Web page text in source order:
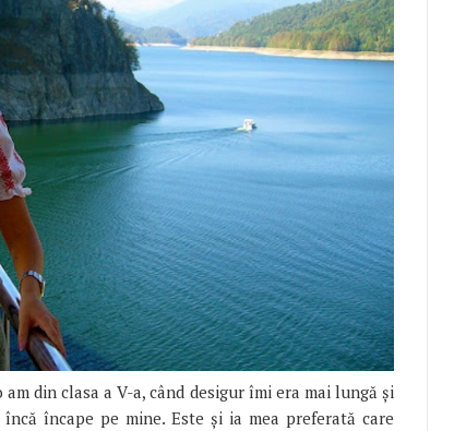
din clasa a V-a, când desigur îmi era mai lungă și
încape pe mine. Este și ia mea preferată care